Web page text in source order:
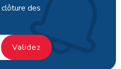
des